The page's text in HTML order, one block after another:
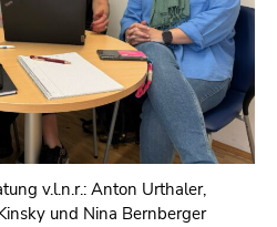
v.l.n.r.: Anton Urthaler,
und Nina Bernberger